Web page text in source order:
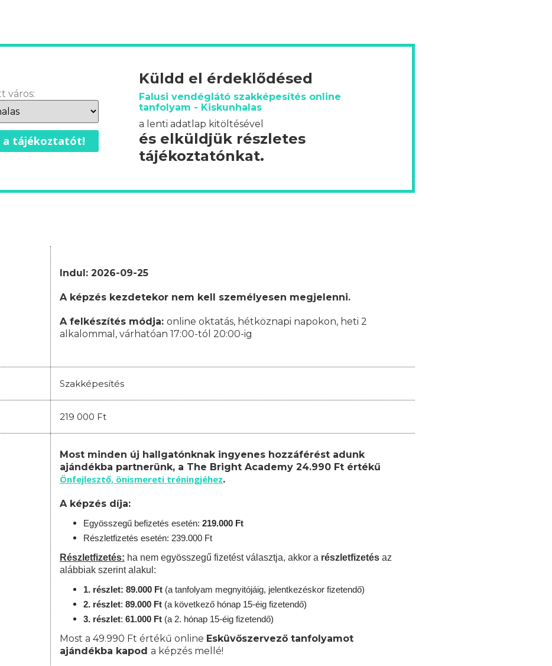
város:
a tájékoztatót!
Küldd el érdeklődésed
Falusi vendéglátó szakképesítés online
tanfolyam - Kiskunhalas
a lenti adatlap kitöltésével
és elküldjük részletes
tájékoztatónkat.
Indul: 2026-09-25
A képzés kezdetekor nem kell személyesen megjelenni.
A felkészítés módja: online oktatás, hétköznapi napokon, heti 2
alkalommal, várhatóan 17:00-tól 20:00-ig
Szakképesítés
219 000 Ft
Most minden új hallgatónknak ingyenes hozzáférést adunk
ajándékba partnerünk, a The Bright Academy 24.990 Ft értékű
Önfejlesztő, önismereti tréningjéhez.
A képzés díja:
Egyösszegű befizetés esetén: 219.000 Ft
Részletfizetés esetén: 239.000 Ft
Részletfizetés: ha nem egyösszegű fizetést választja, akkor a részletfizetés az
alábbiak szerint alakul:
1. részlet: 89.000 Ft (a tanfolyam megnyitójáig, jelentkezéskor fizetendő)
2. részlet: 89.000 Ft (a következő hónap 15-éig fizetendő)
3. részlet: 61.000 Ft (a 2. hónap 15-éig fizetendő)
Most a 49.990 Ft értékű online Esküvőszervező tanfolyamot
ajándékba kapod a képzés mellé!